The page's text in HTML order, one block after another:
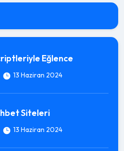
Eğlence
13 Haziran 2024
Siteleri
13 Haziran 2024